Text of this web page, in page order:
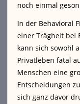
noch einmal
In der Behavioral
einer Trägheit bei
kann sich sowohl
Privatleben fatal
Menschen eine
Entscheidungen
sich ganz davor